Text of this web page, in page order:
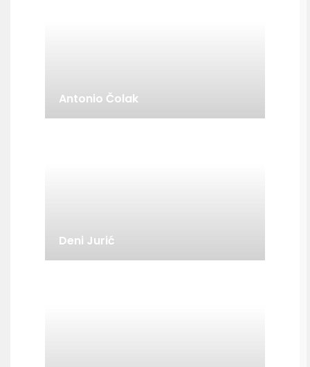
Antonio Čolak
Deni Jurić